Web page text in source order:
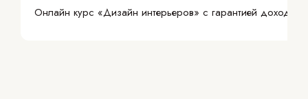
Онлайн курс «Дизайн интерьеров» с гарантией дохода